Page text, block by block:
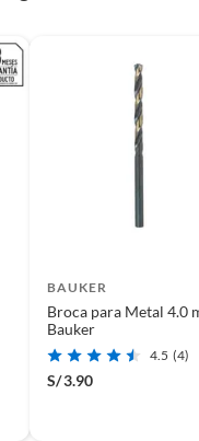
BAUKER
Broca para Metal 4.0
Bauker
4.5 (4)
S/3.90